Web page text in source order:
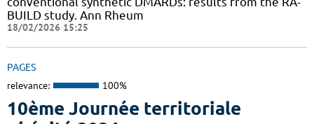
BUILD study. Ann Rheum
18/02/2026 15:25
PAGES
relevance: 100%
10ème Journée territoriale